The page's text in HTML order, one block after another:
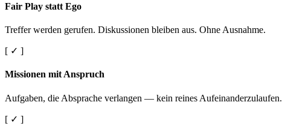
Fair Play statt Ego
Treffer werden gerufen. Diskussionen bleiben aus. Ohne Ausnahme.
[ ✓ ]
Missionen mit Anspruch
Aufgaben, die Absprache verlangen — kein reines Aufeinanderzulaufen.
[ ✓ ]